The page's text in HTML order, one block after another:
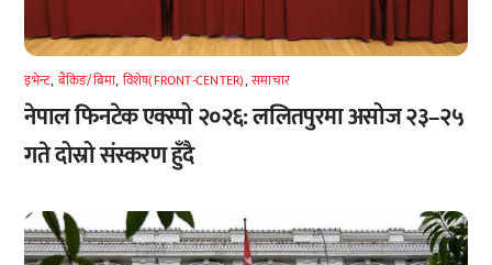
इभेन्ट, बैंकिङ/बिमा, विशेष(FRONT-CENTER),समाचार
नेपाल फिनटेक एक्स्पो २०२६: ललितपुरमा असोज २३–२५
गते दोस्रो संस्करण हुँदै